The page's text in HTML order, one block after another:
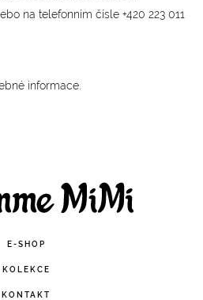
na telefonním čísle +420 223 011
informace.
E-SHOP
KOLEKCE
KONTAKT